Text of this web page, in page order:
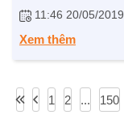
11:46 20/05/2019
Xem thêm
1 2 ... 150